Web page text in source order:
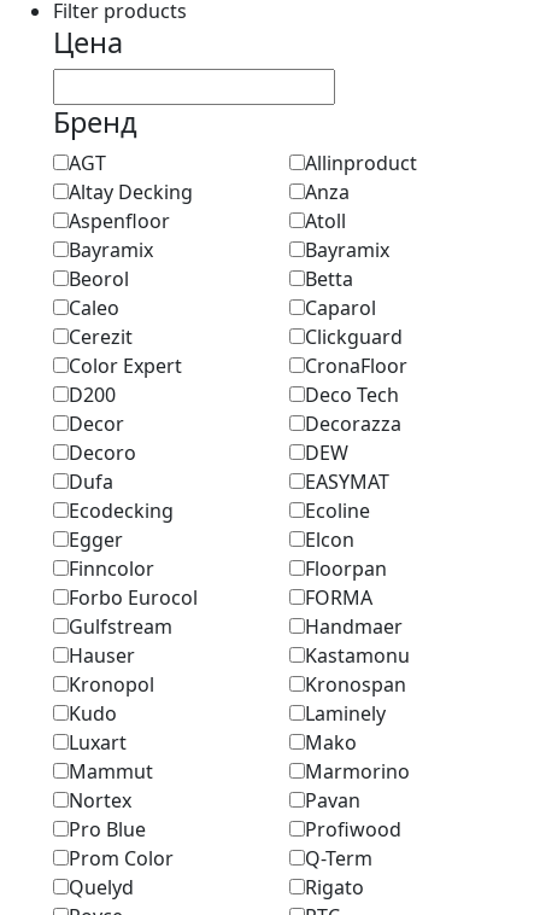
Filter products
Цена
Бренд
AGT
Allinproduct
Altay Decking
Anza
Aspenfloor
Atoll
Bayramix
Bayramix
Beorol
Betta
Caleo
Caparol
Cerezit
Clickguard
Color Expert
CronaFloor
D200
Deco Tech
Decor
Decorazza
Decoro
DEW
Dufa
EASYMAT
Ecodecking
Ecoline
Egger
Elcon
Finncolor
Floorpan
Forbo Eurocol
FORMA
Gulfstream
Handmaer
Hauser
Kastamonu
Kronopol
Kronospan
Kudo
Laminely
Luxart
Mako
Mammut
Marmоrino
Nortex
Pavan
Pro Blue
Profiwood
Prom Color
Q-Term
Quelyd
Rigato